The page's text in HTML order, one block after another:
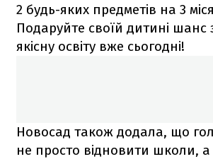
2 будь-яких предметів на 3
Подаруйте своїй дитині шанс
якісну освіту вже сьогодні!
Новосад також додала, що
не просто відновити школи, а